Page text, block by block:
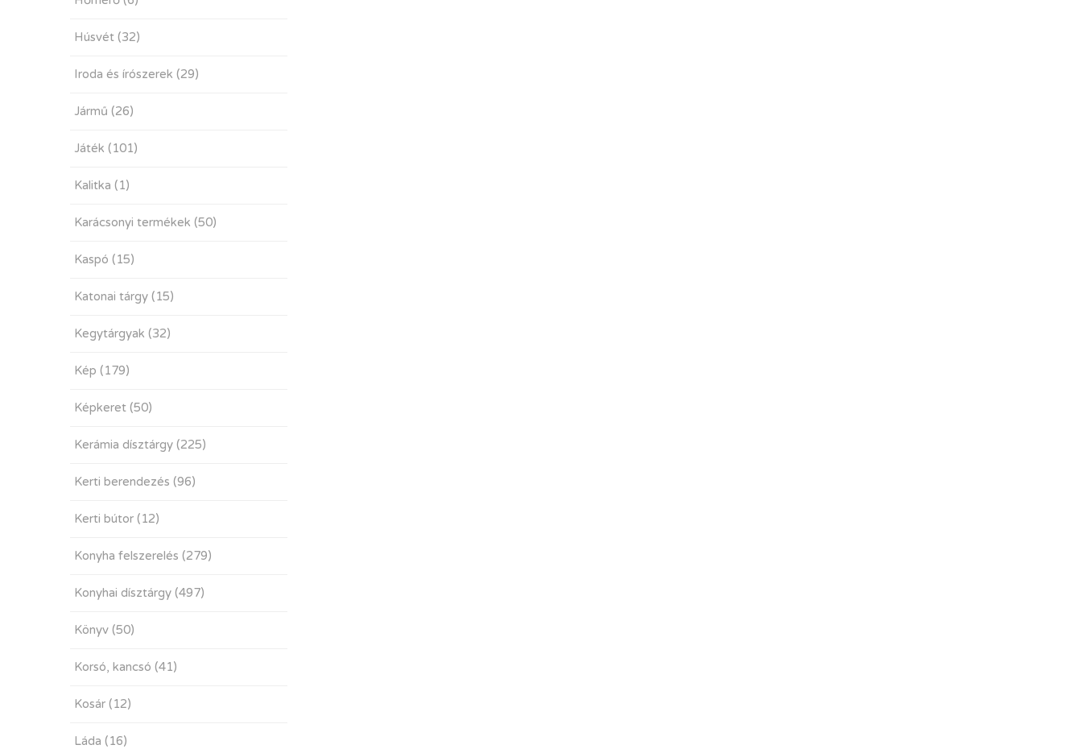
Húsvét (32)
Iroda és írószerek (29)
Jármű (26)
Játék (101)
Kalitka (1)
Karácsonyi termékek (50)
Kaspó (15)
Katonai tárgy (15)
Kegytárgyak (32)
Kép (179)
Képkeret (50)
Kerámia dísztárgy (225)
Kerti berendezés (96)
Kerti bútor (12)
Konyha felszerelés (279)
Konyhai dísztárgy (497)
Könyv (50)
Korsó, kancsó (41)
Kosár (12)
Láda (16)